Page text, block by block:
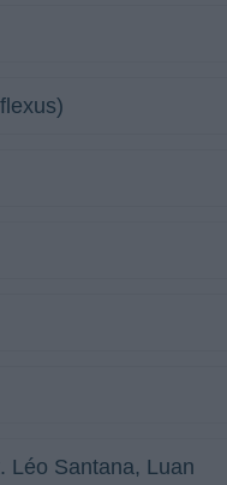
Léo Santana, Luan